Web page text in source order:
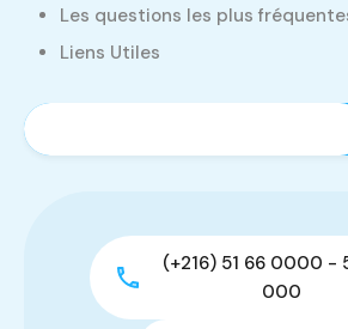
Les questions les plus
Liens Utiles
(+216) 51 66 0000 -
000